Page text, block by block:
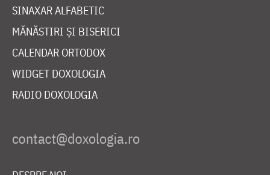
SINAXAR ALFABETIC
MĂNĂSTIRI ȘI BISERICI
CALENDAR ORTODOX
WIDGET DOXOLOGIA
RADIO DOXOLOGIA